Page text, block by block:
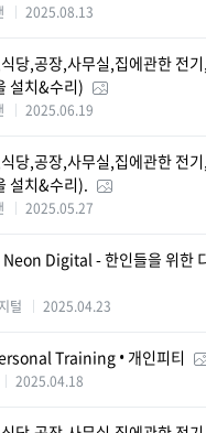
2025.08.13
당,공장,사무실,집에관한 전
설치&수리)
2025.06.19
당,공장,사무실,집에관한 전
설치&수리).
2025.05.27
Neon Digital - 한인들을 위한
털 2025.04.23
Training • 개인피티
2025.04.18